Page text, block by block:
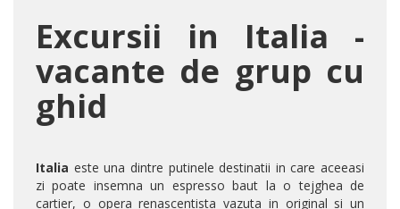
Excursii in Italia -
vacante de grup cu
ghid
Italia este una dintre putinele destinatii in care aceeasi
zi poate insemna un espresso baut la o tejghea de
cartier, o opera renascentista vazuta in original si un